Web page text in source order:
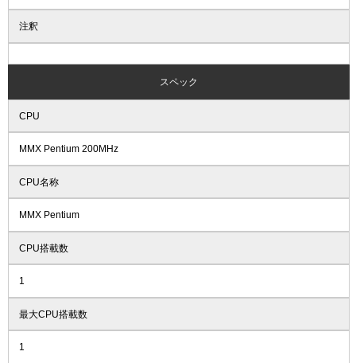
注釈
スペック
CPU
MMX Pentium 200MHz
CPU名称
MMX Pentium
CPU搭載数
1
最大CPU搭載数
1